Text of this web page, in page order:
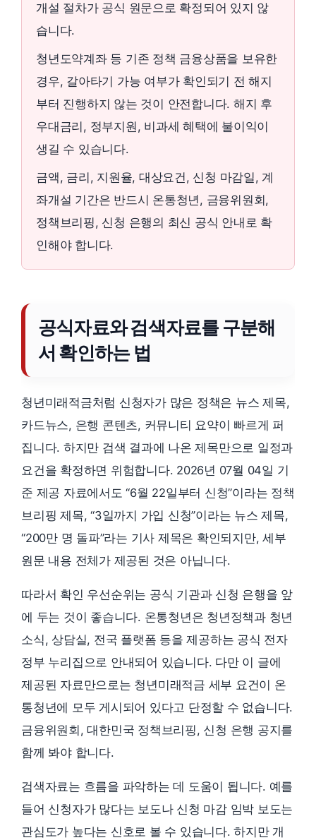
개설 절차가 공식 원문으로 확정되어 있지 않
습니다.
청년도약계좌 등 기존 정책 금융상품을 보유한
경우, 갈아타기 가능 여부가 확인되기 전 해지
부터 진행하지 않는 것이 안전합니다. 해지 후
우대금리, 정부지원, 비과세 혜택에 불이익이
생길 수 있습니다.
금액, 금리, 지원율, 대상요건, 신청 마감일, 계
좌개설 기간은 반드시 온통청년, 금융위원회,
정책브리핑, 신청 은행의 최신 공식 안내로 확
인해야 합니다.
공식자료와 검색자료를 구분해
서 확인하는 법
청년미래적금처럼 신청자가 많은 정책은 뉴스 제목,
카드뉴스, 은행 콘텐츠, 커뮤니티 요약이 빠르게 퍼
집니다. 하지만 검색 결과에 나온 제목만으로 일정과
요건을 확정하면 위험합니다. 2026년 07월 04일 기
준 제공 자료에서도 “6월 22일부터 신청”이라는 정책
브리핑 제목, “3일까지 가입 신청”이라는 뉴스 제목,
“200만 명 돌파”라는 기사 제목은 확인되지만, 세부
원문 내용 전체가 제공된 것은 아닙니다.
따라서 확인 우선순위는 공식 기관과 신청 은행을 앞
에 두는 것이 좋습니다. 온통청년은 청년정책과 청년
소식, 상담실, 전국 플랫폼 등을 제공하는 공식 전자
정부 누리집으로 안내되어 있습니다. 다만 이 글에
제공된 자료만으로는 청년미래적금 세부 요건이 온
통청년에 모두 게시되어 있다고 단정할 수 없습니다.
금융위원회, 대한민국 정책브리핑, 신청 은행 공지를
함께 봐야 합니다.
검색자료는 흐름을 파악하는 데 도움이 됩니다. 예를
들어 신청자가 많다는 보도나 신청 마감 임박 보도는
관심도가 높다는 신호로 볼 수 있습니다. 하지만 개